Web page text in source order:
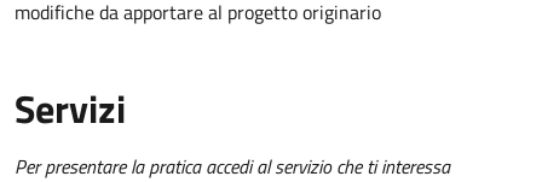
modifiche da apportare al progetto originario
Servizi
Per presentare la pratica accedi al servizio che ti interessa